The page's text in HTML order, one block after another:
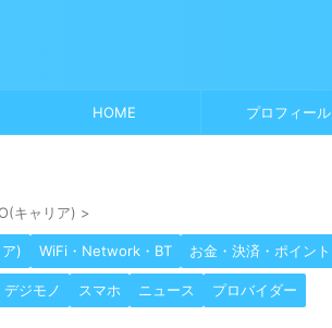
HOME プロフィール
キャリア) >
) WiFi・Network・BT お金・決済・ポイント
ジモノ スマホ ニュース プロバイダー